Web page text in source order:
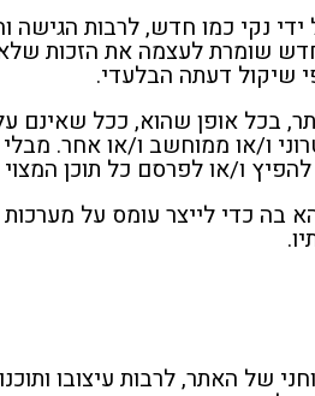
נקי כמו חדש, לרבות הגישה
שומרת לעצמה את הזכות
שיקול דעתה הבלעדי.
בכל אופן שהוא, ככל שאינם
ו/או ממוחשב ו/או אחר.
ו/או לפרסם כל תוכן
כדי לייצר עומס על מערכות